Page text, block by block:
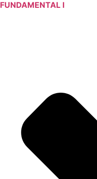
FUNDAMENTAL I